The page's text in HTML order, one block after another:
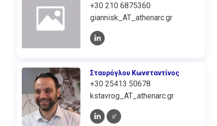
+30 210 6875360
giannisk_AT_athenarc.gr
Σταυρόγλου Κωνσταντίνος
+30 25413 50678
kstavrog_AT_athenarc.gr